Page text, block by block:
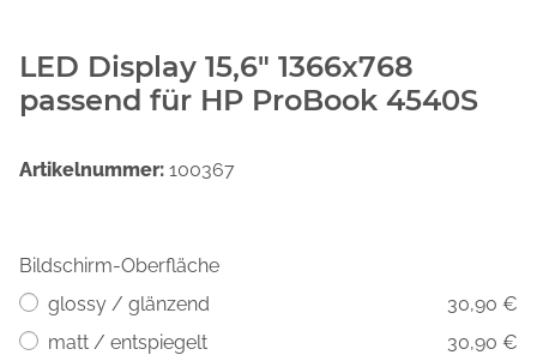
LED Display 15,6" 1366x768
passend für HP ProBook 4540S
Artikelnummer: 100367
Bildschirm-Oberfläche
glossy / glänzend
30,90 €
matt / entspiegelt
30,90 €